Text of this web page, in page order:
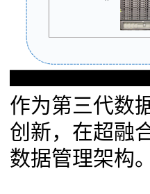
作为第三代数
创新，在超融
数据管理架构。